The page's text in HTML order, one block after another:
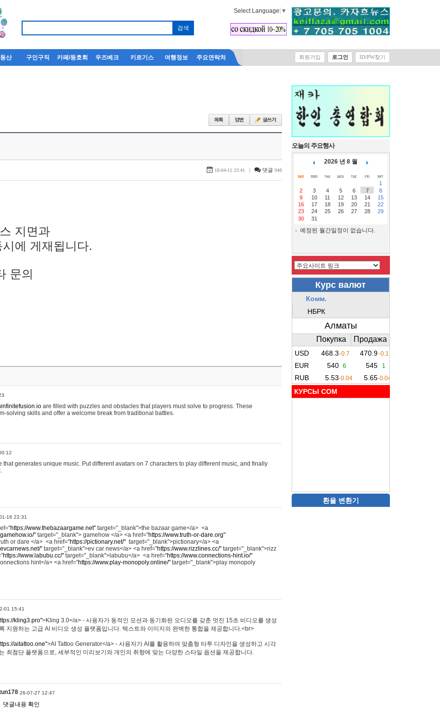
Select Language ▼
산 구인구직 카페/동호회 우즈베크 키르기스 여행정보 주요연락처 회원가입 로그인 ID/PW찾기
18-04-11 23:41 | 댓글 948
지면과
에 게재됩니다.
문의
are filled with puzzles and obstacles that players must solve to progress. These
solving skills and offer a welcome break from traditional battles.
that generates unique music. Put different avatars on 7 characters to play different music, and finally
16 22:31
https://www.thebazaargame.net" target="_blank">the bazaar game</a> <a
" target="_blank"> gamehow </a> <a href="https://www.truth-or-dare.org"
or dare </a> <a href="https://pictionary.net/" target="_blank">pictionary</a> <a
" target="_blank">ev car news</a> <a href="https://www.rizzlines.cc/" target="_blank">rizz
https://www.labubu.cc/" target="_blank">labubu</a> <a href="https://www.connections-hint.io/"
hint</a> <a href="https://www.play-monopoly.online/" target="_blank">play monopoly
01 15:41
kling3.pro">Kling 3.0</a> - 사용자가 동적인 모션과 동기화된 오디오를 갖춘 멋진 15초 비디오를 생성
지원하는 고급 AI 비디오 생성 플랫폼입니다. 텍스트와 이미지의 완벽한 통합을 제공합니다.<br>
aitattoo.one">AI Tattoo Generator</a> - 사용자가 AI를 활용하여 맞춤형 타투 디자인을 생성하고 시각
최첨단 플랫폼으로, 세부적인 미리보기와 개인의 취향에 맞는 다양한 스타일 옵션을 제공합니다.
26-07-27 12:47
댓글내용 확인
오늘의 주요행사
2026 년 8 월
1
2
3 4 5 6 7
8
9
10 11 12 13 14
15
16
17 18 19 20 21
22
23
24 25 26 27 28
29
30
31
예정된 월간일정이 없습니다.
КУРСЫ COM
환율 변환기